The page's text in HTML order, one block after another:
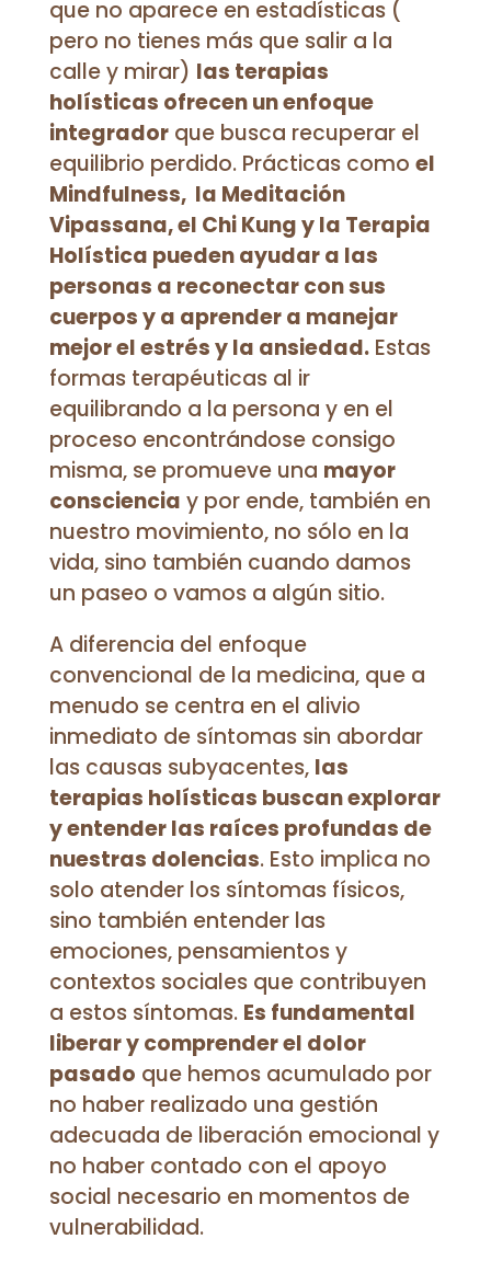
que no aparece en estadísticas (
pero no tienes más que salir a la
calle y mirar) las terapias
holísticas ofrecen un enfoque
integradorque busca recuperar el
equilibrio perdido. Prácticas como el
Mindfulness, la Meditación
Vipassana, el Chi Kung y la Terapia
Holística pueden ayudar a las
personas a reconectar con sus
cuerpos y a aprender a manejar
mejor el estrés y la ansiedad.Estas
formas terapéuticas al ir
equilibrando a la persona y en el
proceso encontrándose consigo
misma, se promueve una mayor
consciencia y por ende, también en
nuestro movimiento, no sólo en la
vida, sino también cuando damos
un paseo o vamos a algún sitio.
A diferencia del enfoque
convencional de la medicina, que a
menudo se centra en el alivio
inmediato de síntomas sin abordar
las causas subyacentes, las
terapias holísticas buscan explorar
y entender las raíces profundas de
nuestras dolencias. Esto implica no
solo atender los síntomas físicos,
sino también entender las
emociones, pensamientos y
contextos sociales que contribuyen
a estos síntomas. Es fundamental
liberar y comprender el dolor
pasado que hemos acumulado por
no haber realizado una gestión
adecuada de liberación emocional y
no haber contado con el apoyo
social necesario en momentos de
vulnerabilidad.